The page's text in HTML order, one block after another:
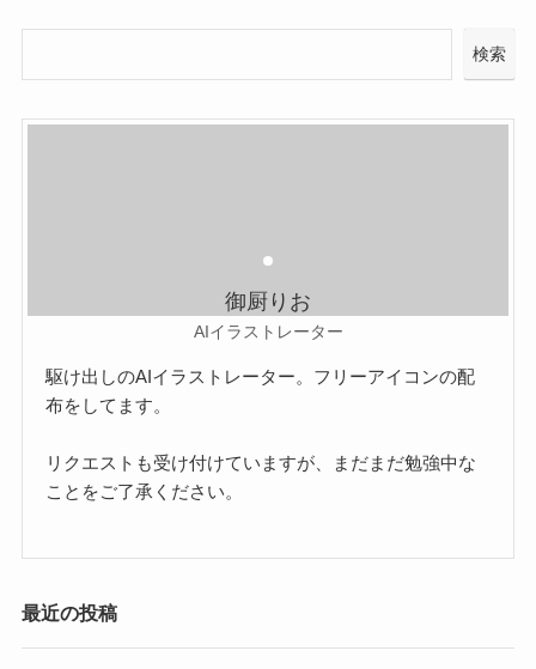
検索
御厨りお
AIイラストレーター
駆け出しのAIイラストレーター。フリーアイコンの配
布をしてます。
リクエストも受け付けていますが、まだまだ勉強中な
ことをご了承ください。
最近の投稿